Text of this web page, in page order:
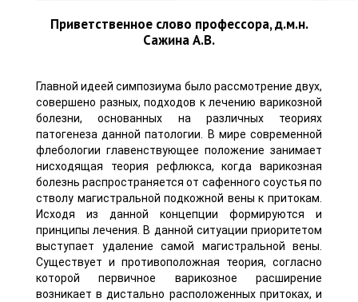
Приветственное слово профессора, д.м.н.
Сажина А.В.
Главной идеей симпозиума было рассмотрение двух,
совершено разных, подходов к лечению варикозной
болезни, основанных на различных теориях
патогенеза данной патологии. В мире современной
флебологии главенствующее положение занимает
нисходящая теория рефлюкса, когда варикозная
болезнь распространяется от сафенного соустья по
стволу магистральной подкожной вены к притокам.
Исходя из данной концепции формируются и
принципы лечения. В данной ситуации приоритетом
выступает удаление самой магистральной вены.
Существует и противоположная теория, согласно
которой первичное варикозное расширение
возникает в дистально расположенных притоках, и